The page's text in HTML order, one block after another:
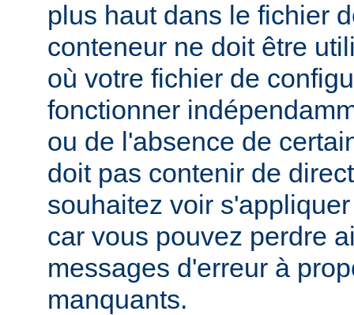
plus haut dans le fichier
conteneur ne doit être
où votre fichier de
fonctionner
ou de l'absence de
doit pas contenir de
souhaitez voir
car vous pouvez perdre
messages d'erreur à
manquants.